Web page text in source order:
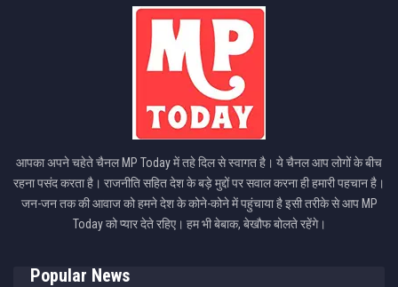
आपका अपने चहेते चैनल MP Today में तहे दिल से स्वागत है। ये चैनल आप लोगों के बीच
रहना पसंद करता है। राजनीति सहित देश के बड़े मुद्दों पर सवाल करना ही हमारी पहचान है।
जन-जन तक की आवाज को हमने देश के कोने-कोने में पहुंचाया है इसी तरीके से आप MP
Today को प्यार देते रहिए। हम भी बेबाक, बेखौफ बोलते रहेंगे।
Popular News